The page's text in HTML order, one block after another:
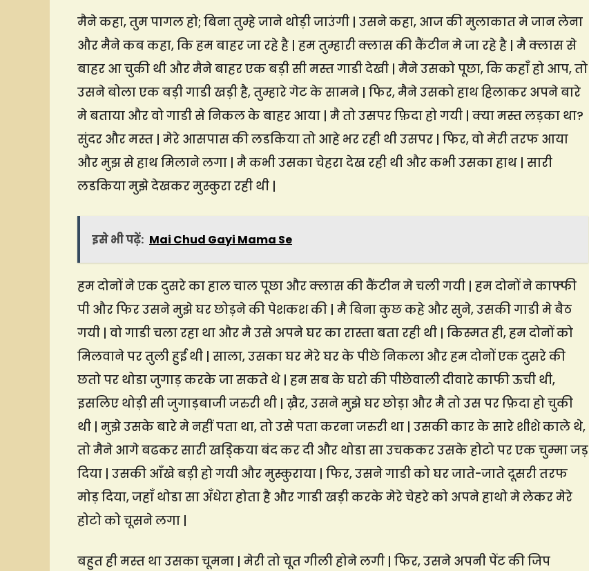
मैने कहा, तुम पागल हो; बिना तुम्हे जाने थोड़ी जाउंगी | उसने कहा, आज की मुलाकात मे जान लेना
और मैने कब कहा, कि हम बाहर जा रहे है | हम तुम्हारी क्लास की कैंटीन मे जा रहे है | मै क्लास से
बाहर आ चुकी थी और मैने बाहर एक बड़ी सी मस्त गाडी देखी | मैने उसको पूछा, कि कहाँ हो आप, तो
उसने बोला एक बड़ी गाडी खड़ी है, तुम्हारे गेट के सामने | फिर, मैने उसको हाथ हिलाकर अपने बारे
मे बताया और वो गाडी से निकल के बाहर आया | मै तो उसपर फ़िदा हो गयी | क्या मस्त लड़का था?
सुंदर और मस्त | मेरे आसपास की लडकिया तो आहे भर रही थी उसपर | फिर, वो मेरी तरफ आया
और मुझ से हाथ मिलाने लगा | मै कभी उसका चेहरा देख रही थी और कभी उसका हाथ | सारी
लडकिया मुझे देखकर मुस्कुरा रही थी |
इसे भी पढ़ें: Mai Chud Gayi Mama Se
हम दोनों ने एक दुसरे का हाल चाल पूछा और क्लास की कैंटीन मे चली गयी | हम दोनों ने काफ्फी
पी और फिर उसने मुझे घर छोड़ने की पेशकश की | मै बिना कुछ कहे और सुने, उसकी गाडी मे बैठ
गयी | वो गाडी चला रहा था और मै उसे अपने घर का रास्ता बता रही थी | किस्मत ही, हम दोनों को
मिलवाने पर तुली हुई थी | साला, उसका घर मेरे घर के पीछे निकला और हम दोनों एक दुसरे की
छतो पर थोडा जुगाड़ करके जा सकते थे | हम सब के घरो की पीछेवाली दीवारे काफी ऊची थी,
इसलिए थोड़ी सी जुगाड़बाजी जरुरी थी | ख़ैर, उसने मुझे घर छोड़ा और मै तो उस पर फ़िदा हो चुकी
थी | मुझे उसके बारे मे नहीं पता था, तो उसे पता करना जरुरी था | उसकी कार के सारे शीशे काले थे,
तो मैने आगे बढकर सारी खड्किया बंद कर दी और थोडा सा उचककर उसके होटो पर एक चुम्मा जड़
दिया | उसकी आँखे बड़ी हो गयी और मुस्कुराया | फिर, उसने गाडी को घर जाते-जाते दूसरी तरफ
मोड़ दिया, जहाँ थोडा सा अँधेरा होता है और गाडी खड़ी करके मेरे चेहरे को अपने हाथो मे लेकर मेरे
होटो को चूसने लगा |
बहुत ही मस्त था उसका चूमना | मेरी तो चूत गीली होने लगी | फिर, उसने अपनी पेंट की जिप